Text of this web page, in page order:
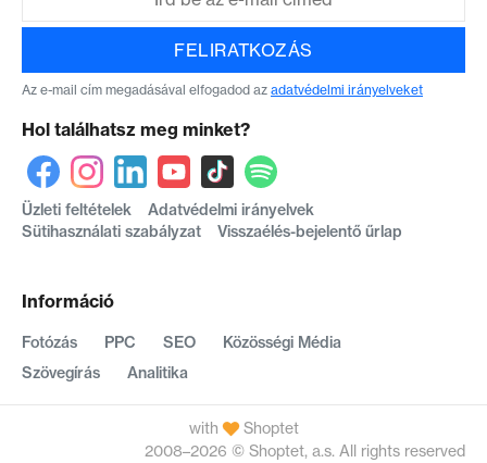
Információ
Fotózás PPC SEO
Közösségi Média
Szövegírás
Analitika
FELIRATKOZÁS
Az e-mail cím megadásával elfogadod az adatvédelmi irányelveket
Hol találhatsz meg minket?
Üzleti feltételek
Adatvédelmi irányelvek
Sütihasználati szabályzat
Visszaélés-bejelentő űrlap
with
Shoptet
2008–2026 © Shoptet, a.s. All rights reserved